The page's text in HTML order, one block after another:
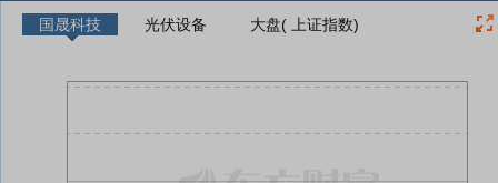
国晟科技 光伏设备 大盘( 上证指数)